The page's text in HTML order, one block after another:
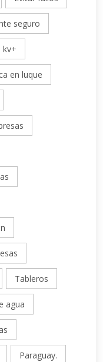
seguro
kv+
en luque
Tableros
agua
Paraguay.